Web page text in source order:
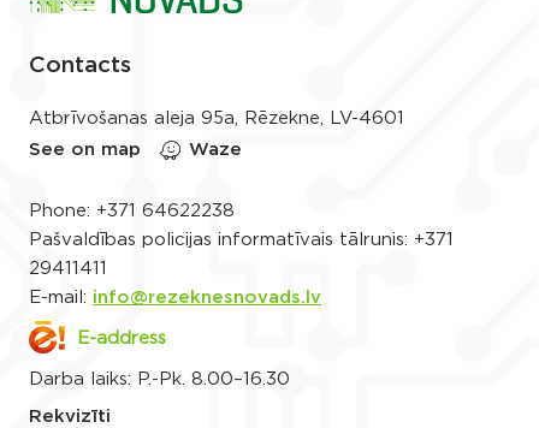
Contacts
Atbrīvošanas aleja 95a, Rēzekne, LV-4601
See on map
Waze
Phone: +371 64622238
Pašvaldības policijas informatīvais tālrunis: +371
29411411
E-mail: info@rezeknesnovads.lv
E-address
Darba laiks: P.-Pk. 8.00–16.30
Rekvizīti